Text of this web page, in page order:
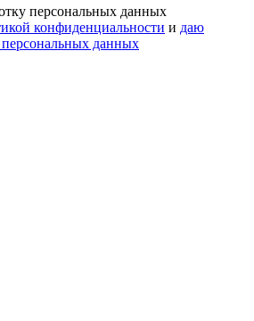
персональных данных
конфиденциальности и даю
персональных данных